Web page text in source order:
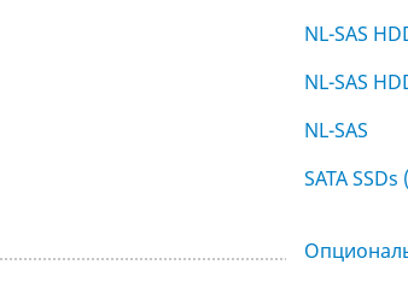
NL-SAS
NL-SAS
NL-SAS
SATA